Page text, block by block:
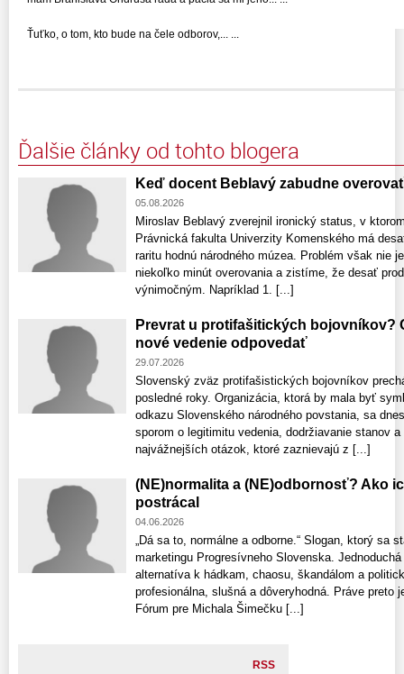
Ťuťko, o tom, kto bude na čele odborov,... ...
Ďalšie články od tohto blogera
Keď docent Beblavý zabudne
05.08.2026
Miroslav Beblavý zverejnil ironický status, v
Právnická fakulta Univerzity Komenského má
raritu hodnú národného múzea. Problém však nie
niekoľko minút overovania a zistíme, že desať
výnimočným. Napríklad 1. [...]
Prevrat u protifašitických bojovníkov?
nové vedenie odpovedať
29.07.2026
Slovenský zväz protifašistických bojovníkov
posledné roky. Organizácia, ktorá by mala byť
odkazu Slovenského národného povstania, sa
sporom o legitimitu vedenia, dodržiavanie stanov
najvážnejších otázok, ktoré zaznievajú z [...]
(NE)normalita a (NE)odbornosť? Ako
postrácal
04.06.2026
„Dá sa to, normálne a odborne.“ Slogan, ktorý sa
marketingu Progresívneho Slovenska.
alternatíva k hádkam, chaosu, škandálom a
profesionálna, slušná a dôveryhodná. Práve preto
Fórum pre Michala Šimečku [...]
RSS